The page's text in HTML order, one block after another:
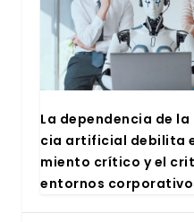
La depen­den­cia de
cia arti­fi­cial debi­li­ta
mien­to crí­ti­co y el
entor­nos